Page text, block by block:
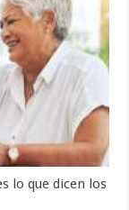
lo que dicen los